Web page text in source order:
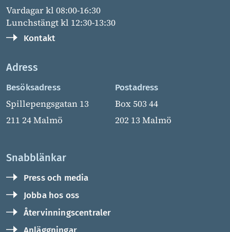
Vardagar kl 08:00-16:30
Lunchstängt kl 12:30-13:30
Kontakt
Adress
Besöksadress
Spillepengsgatan 13
211 24 Malmö
Postadress
Box 503 44
202 13 Malmö
Snabblänkar
Press och media
Jobba hos oss
Återvinningscentraler